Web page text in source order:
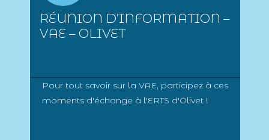
RÉUNION D’INFORMATION –
VAE – OLIVET
Pour tout savoir sur la VAE, participez à ces
moments d'échange à l'ERTS d'Olivet !